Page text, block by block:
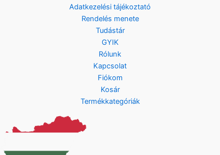
Adatkezelési tájékoztató
Rendelés menete
Tudástár
GYIK
Rólunk
Kapcsolat
Fiókom
Kosár
Termékkategóriák